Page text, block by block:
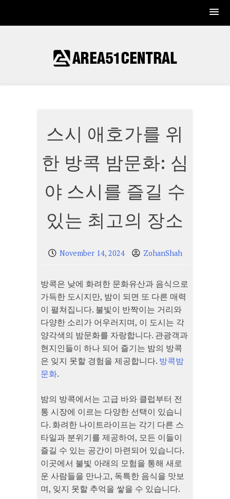
스시 애호가를 위
한 방콕 밤문화: 심
야 스시를 즐길 수
있는 최고의 장소
November 14, 2024 ZohanShah
방콕은 낮에 화려한 문화유산과 음식으로
가득한 도시지만, 밤이 되면 또 다른 매력
이 펼쳐집니다. 불빛이 반짝이는 거리와
다양한 소리가 어우러지며, 이 도시는 각
양각색의 밤문화를 자랑합니다. 관광객과
현지인들이 하나 되어 즐기는 밤의 방콕
은 잊지 못할 경험을 제공합니다. 방콕밤
문화.
밤의 방콕에서는 고급 바와 클럽부터 전
통 시장에 이르는 다양한 선택이 있습니
다. 화려한 나이트라이프는 각기 다른 스
타일과 분위기를 제공하여, 모든 이들이
즐길 수 있는 공간이 마련되어 있습니다.
이곳에서 불빛 아래의 모험을 통해 새로
운 사람들을 만나고, 독특한 음식을 맛보
며, 잊지 못할 추억을 쌓을 수 있습니다.